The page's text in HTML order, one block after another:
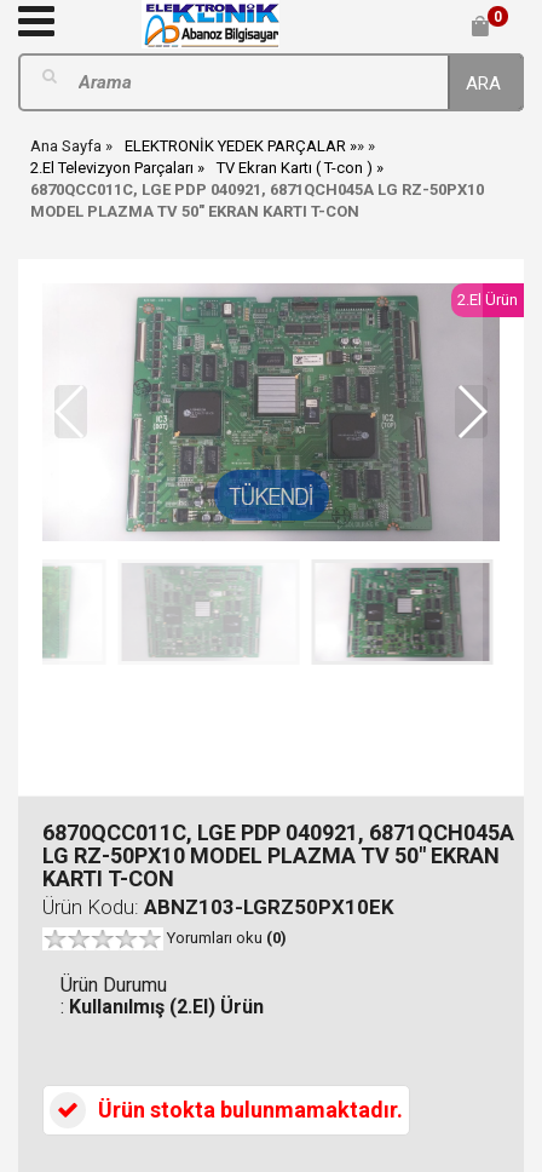
0
ARA
Ana Sayfa ELEKTRONİK YEDEK PARÇALAR
»
2.El Televizyon Parçaları
»
TV Ekran Kartı ( T-con )
6870QCC011C, LGE PDP 040921, 6871QCH045A LG RZ-50PX10
MODEL PLAZMA TV 50" EKRAN KARTI T-CON
2.El Ürün
6870QCC011C, LGE PDP 040921, 6871QCH045A
LG RZ-50PX10 MODEL PLAZMA TV 50" EKRAN
KARTI T-CON
Ürün Kodu: ABNZ103-LGRZ50PX10EK
Yorumları oku (0)
Ürün Durumu
: Kullanılmış (2.El) Ürün
Ürün stokta bulunmamaktadır.